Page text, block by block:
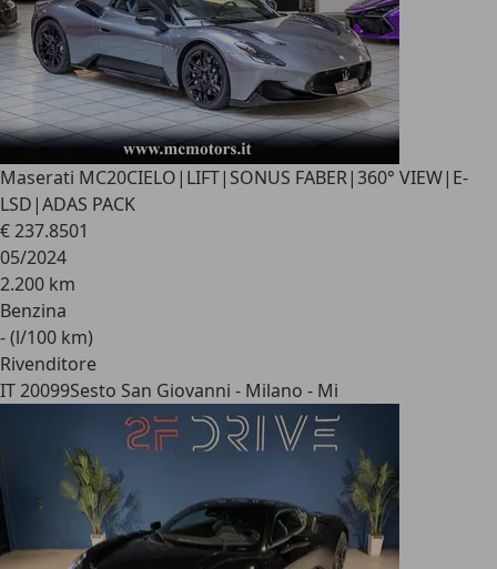
Maserati MC20CIELO|LIFT|SONUS FABER|360° VIEW|E-
LSD|ADAS PACK
€ 237.8501
05/2024
2.200 km
Benzina
- (l/100 km)
Rivenditore
IT 20099Sesto San Giovanni - Milano - Mi